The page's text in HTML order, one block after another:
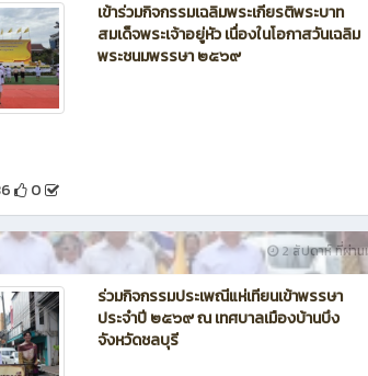
เข้าร่วมกิจกรรมเฉลิมพระเกียรติพระบาท
สมเด็จพระเจ้าอยู่หัว เนื่องในโอกาสวันเฉลิม
พระชนมพรรษา ๒๕๖๙
0
2 สัปดาห์ ที่ผ่าน
ร่วมกิจกรรมประเพณีแห่เทียนเข้าพรรษา
ประจำปี ๒๕๖๙ ณ เทศบาลเมืองบ้านบึง
จังหวัดชลบุรี